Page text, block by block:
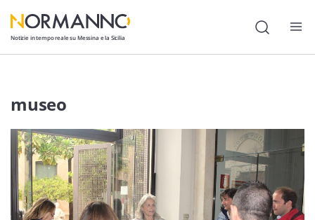
Notizie in tempo reale su Messina e la Sicilia
Politica
Cultura
Lavoro
museo